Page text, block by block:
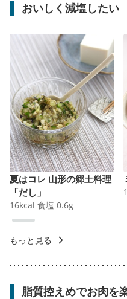
おいしく減塩したい
夏はコレ 山形の郷土料理
「だし」
16kcal 食塩 0.6g
もっと見る
脂質控えめでお肉を